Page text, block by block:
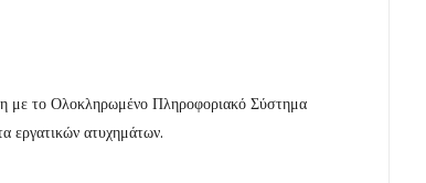
με το Ολοκληρωμένο Πληροφοριακό Σύστημα
ατυχημάτων.